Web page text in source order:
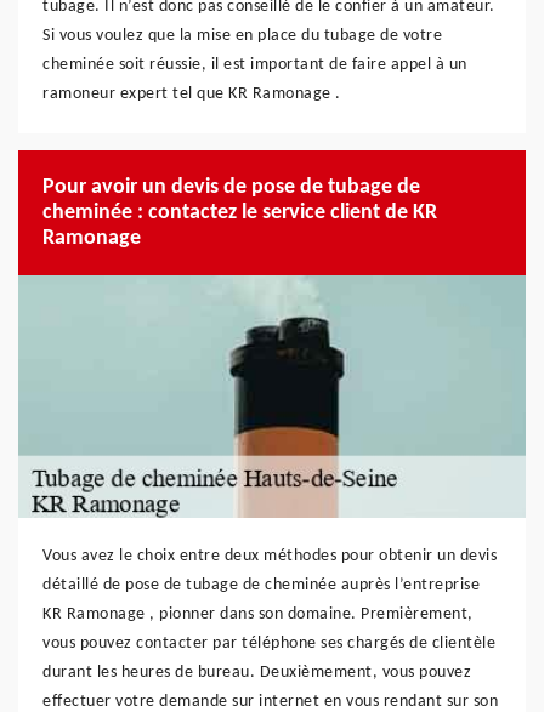
tubage. Il n’est donc pas conseillé de le confier à un amateur.
Si vous voulez que la mise en place du tubage de votre
cheminée soit réussie, il est important de faire appel à un
ramoneur expert tel que KR Ramonage .
Pour avoir un devis de pose de tubage de
cheminée : contactez le service client de KR
Ramonage
Vous avez le choix entre deux méthodes pour obtenir un devis
détaillé de pose de tubage de cheminée auprès l’entreprise
KR Ramonage , pionner dans son domaine. Premièrement,
vous pouvez contacter par téléphone ses chargés de clientèle
durant les heures de bureau. Deuxièmement, vous pouvez
effectuer votre demande sur internet en vous rendant sur son